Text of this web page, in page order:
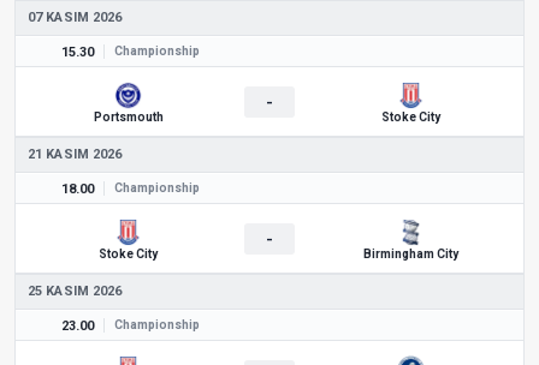
07 KASIM 2026
15.30 Championship
Portsmouth
-
Stoke City
21 KASIM 2026
18.00 Championship
Stoke City
-
Birmingham City
25 KASIM 2026
23.00 Championship